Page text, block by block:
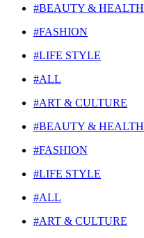
#BEAUTY & HEALTH
#FASHION
#LIFE STYLE
#ALL
#ART & CULTURE
#BEAUTY & HEALTH
#FASHION
#LIFE STYLE
#ALL
#ART & CULTURE